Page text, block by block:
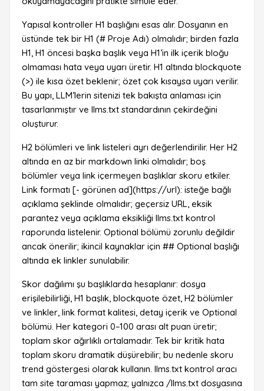
Yapısal kontroller H1 başlığını esas alır. Dosyanın en
üstünde tek bir H1 (# Proje Adı) olmalıdır; birden fazla
H1, H1 öncesi başka başlık veya H1’in ilk içerik bloğu
olmaması hata veya uyarı üretir. H1 altında blockquote
(>) ile kısa özet beklenir; özet çok kısaysa uyarı verilir.
Bu yapı, LLM’lerin sitenizi tek bakışta anlaması için
tasarlanmıştır ve llms.txt standardının çekirdeğini
oluşturur.
H2 bölümleri ve link listeleri ayrı değerlendirilir. Her H2
altında en az bir markdown linki olmalıdır; boş
bölümler veya link içermeyen başlıklar skoru etkiler.
Link formatı [- görünen ad](https://url): isteğe bağlı
açıklama şeklinde olmalıdır; geçersiz URL, eksik
parantez veya açıklama eksikliği llms.txt kontrol
raporunda listelenir. Optional bölümü zorunlu değildir
ancak önerilir; ikincil kaynaklar için ## Optional başlığı
altında ek linkler sunulabilir.
Skor dağılımı şu başlıklarda hesaplanır: dosya
erişilebilirliği, H1 başlık, blockquote özet, H2 bölümler
ve linkler, link format kalitesi, detay içerik ve Optional
bölümü. Her kategori 0–100 arası alt puan üretir;
toplam skor ağırlıklı ortalamadır. Tek bir kritik hata
toplam skoru dramatik düşürebilir; bu nedenle skoru
trend göstergesi olarak kullanın. llms.txt kontrol aracı
tam site taraması yapmaz; yalnızca /llms.txt dosyasına